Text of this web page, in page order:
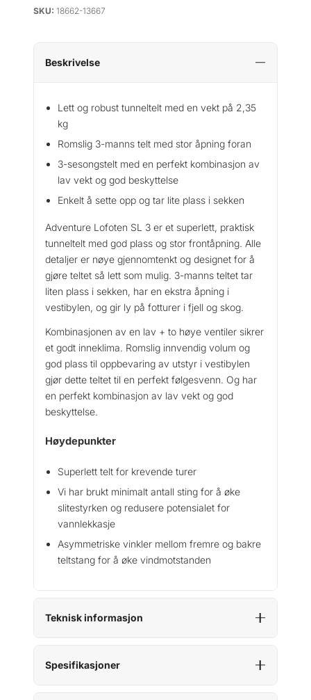
SKU: 18662-13667
Beskrivelse
Lett og robust tunneltelt med en vekt på 2,35
kg
Romslig 3-manns telt med stor åpning foran
3-sesongstelt med en perfekt kombinasjon av
lav vekt og god beskyttelse
Enkelt å sette opp og tar lite plass i sekken
Adventure Lofoten SL 3 er et superlett, praktisk
tunneltelt med god plass og stor frontåpning. Alle
detaljer er nøye gjennomtenkt og designet for å
gjøre teltet så lett som mulig. 3-manns teltet tar
liten plass i sekken, har en ekstra åpning i
vestibylen, og gir ly på fotturer i fjell og skog.
Kombinasjonen av en lav + to høye ventiler sikrer
et godt inneklima. Romslig innvendig volum og
god plass til oppbevaring av utstyr i vestibylen
gjør dette teltet til en perfekt følgesvenn. Og har
en perfekt kombinasjon av lav vekt og god
beskyttelse.
Høydepunkter
Superlett telt for krevende turer
Vi har brukt minimalt antall sting for å øke
slitestyrken og redusere potensialet for
vannlekkasje
Asymmetriske vinkler mellom fremre og bakre
teltstang for å øke vindmotstanden
Teknisk informasjon
Spesifikasjoner